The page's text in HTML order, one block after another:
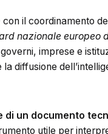
con il coordinamento
nazionale europeo
imprese e
diffusione
di un documento
utile per